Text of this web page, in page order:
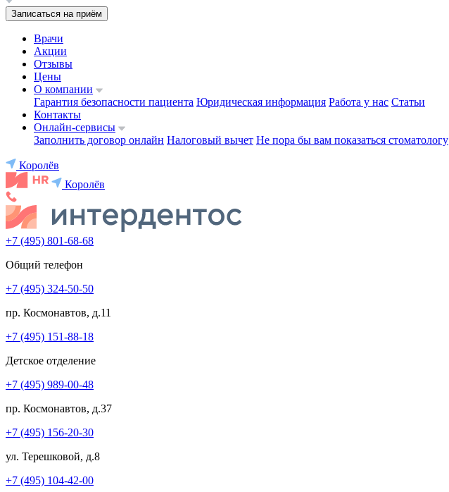
Записаться на приём
Врачи
Акции
Отзывы
Цены
О компании
Гарантия безопасности пациента Юридическая информация Работа у нас Статьи
Контакты
Онлайн-сервисы
Заполнить договор онлайн Налоговый вычет Не пора бы вам показаться стоматологу
Королёв
Королёв
+7 (495) 801-68-68
Общий телефон
+7 (495) 324-50-50
пр. Космонавтов, д.11
+7 (495) 151-88-18
Детское отделение
+7 (495) 989-00-48
пр. Космонавтов, д.37
+7 (495) 156-20-30
ул. Терешковой, д.8
+7 (495) 104-42-00